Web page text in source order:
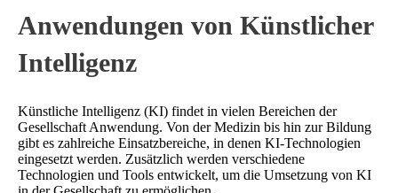
Anwendungen von Künstlicher
Intelligenz
Künstliche Intelligenz (KI) findet in vielen Bereichen der
Gesellschaft Anwendung. Von der Medizin bis hin zur Bildung
gibt es zahlreiche Einsatzbereiche, in denen KI-Technologien
eingesetzt werden. Zusätzlich werden verschiedene
Technologien und Tools entwickelt, um die Umsetzung von KI